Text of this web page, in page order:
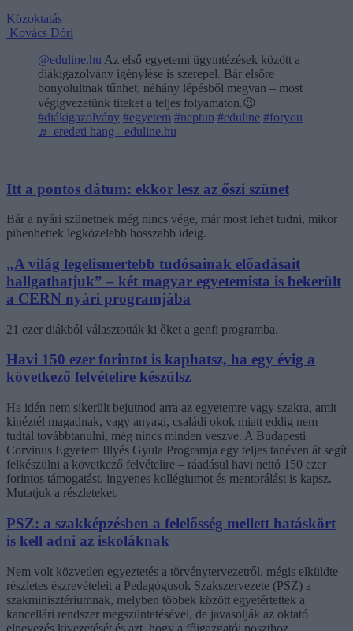
Közoktatás
Kovács Dóri
@eduline.hu Az első egyetemi ügyintézések között a
diákigazolvány igénylése is szerepel. Bár elsőre
bonyolultnak tűnhet, néhány lépésből megvan – most
végigvezetünk titeket a teljes folyamaton.😉
#diákigazolvány #egyetem #neptun #eduline #foryou
♬ eredeti hang - eduline.hu
Itt a pontos dátum: ekkor lesz az őszi szünet
Bár a nyári szünetnek még nincs vége, már most lehet tudni, mikor
pihenhettek legközelebb hosszabb ideig.
„A világ legelismertebb tudósainak előadásait
hallgathatjuk” – két magyar egyetemista is bekerült
a CERN nyári programjába
21 ezer diákból választották ki őket a genfi programba.
Havi 150 ezer forintot is kaphatsz, ha egy évig a
következő felvételire készülsz
Ha idén nem sikerült bejutnod arra az egyetemre vagy szakra, amit
kinéztél magadnak, vagy anyagi, családi okok miatt eddig nem
tudtál továbbtanulni, még nincs minden veszve. A Budapesti
Corvinus Egyetem Illyés Gyula Programja egy teljes tanéven át segít
felkészülni a következő felvételire – ráadásul havi nettó 150 ezer
forintos támogatást, ingyenes kollégiumot és mentorálást is kapsz.
Mutatjuk a részleteket.
PSZ: a szakképzésben a felelősség mellett hatáskört
is kell adni az iskoláknak
Nem volt közvetlen egyeztetés a törvénytervezetről, mégis elküldte
részletes észrevételeit a Pedagógusok Szakszervezete (PSZ) a
szakminisztériumnak, melyben többek között egyetértettek a
kancellári rendszer megszüntetésével, de javasolják az oktató
elnevezés kivezetését és azt, hogy a főigazgatói poszthoz